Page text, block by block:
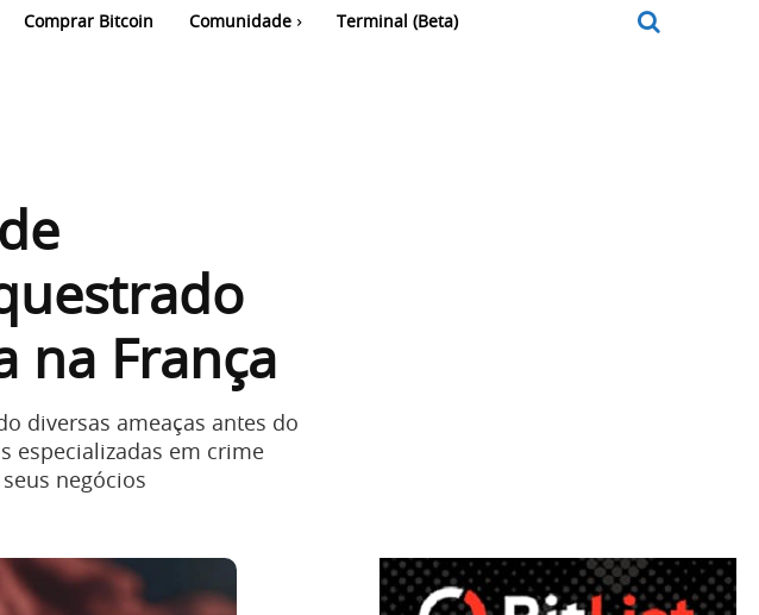
Comprar Bitcoin Comunidade Terminal (Beta)
na França
diversas ameaças antes do
especializadas em crime
negócios